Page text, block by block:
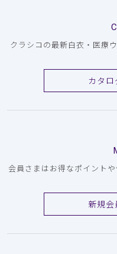
クラシコの最新白衣・医療
カタロ
会員さまはお得なポイント
新規会